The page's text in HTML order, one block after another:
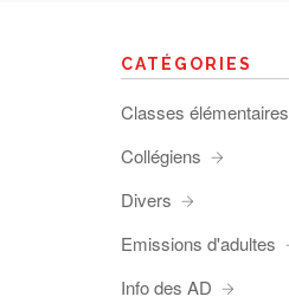
RECHERCHER
CATÉGORIES
Classes élémentaires
Collégiens
Divers
Emissions d'adultes
Info des AD